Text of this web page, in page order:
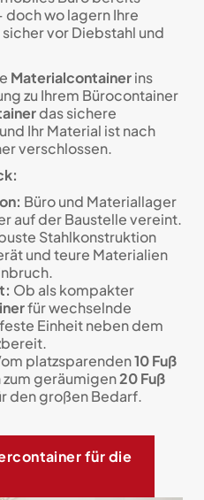
wo lagern Ihre
vor Diebstahl und
Materialcontainerins
zu Ihrem Bürocontainer
das sichere
Ihr Material ist nach
verschlossen.
Büro und Materiallager
auf der Baustelle vereint.
Stahlkonstruktion
und teure Materialien
Ob als kompakter
für wechselnde
Einheit neben dem
platzsparenden10 Fuß
zum geräumigen20 Fuß
den großen Bedarf.
für die